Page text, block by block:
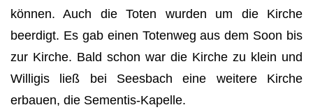
können. Auch die Toten wurden um die Kirche
beerdigt. Es gab einen Totenweg aus dem Soon bis
zur Kirche. Bald schon war die Kirche zu klein und
Willigis ließ bei Seesbach eine weitere Kirche
erbauen, die Sementis-Kapelle.